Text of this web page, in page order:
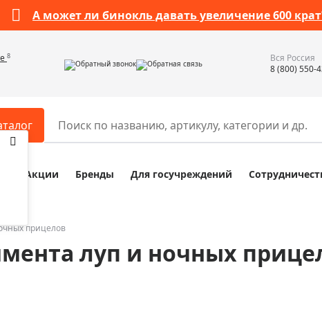
А может ли бинокль давать увеличение 600
8
Обратный звонок Обратная связь
Вся Россия
8 (800) 550-
для микроскопов
для зрительных труб
Разное
Наборы исследователя
Наборы для химических
Акции Бренды Для госучреждений
прицелов
луп и ночных